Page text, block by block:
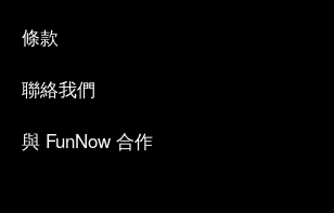
條款
聯絡我們
與 FunNow 合作